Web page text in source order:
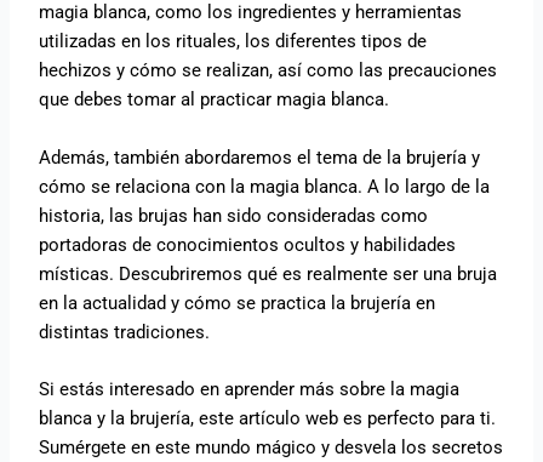
magia blanca, como los ingredientes y herramientas
utilizadas en los rituales, los diferentes tipos de
hechizos y cómo se realizan, así como las precauciones
que debes tomar al practicar magia blanca.
Además, también abordaremos el tema de la brujería y
cómo se relaciona con la magia blanca. A lo largo de la
historia, las brujas han sido consideradas como
portadoras de conocimientos ocultos y habilidades
místicas. Descubriremos qué es realmente ser una bruja
en la actualidad y cómo se practica la brujería en
distintas tradiciones.
Si estás interesado en aprender más sobre la magia
blanca y la brujería, este artículo web es perfecto para ti.
Sumérgete en este mundo mágico y desvela los secretos